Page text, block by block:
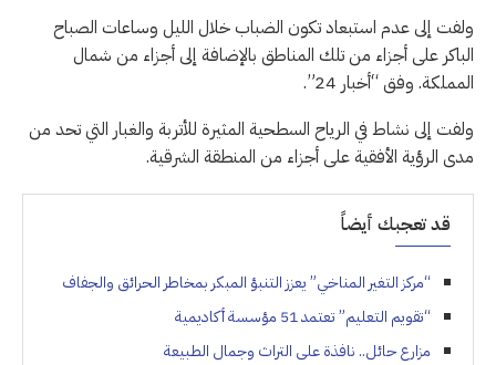
ولفت إلى عدم استبعاد تكون الضباب خلال الليل وساعات الصباح
الباكر على أجزاء من تلك المناطق بالإضافة إلى أجزاء من شمال
المملكة. وفق “أخبار 24”.
ولفت إلى نشاط في الرياح السطحية المثيرة للأتربة والغبار التي تحد من
مدى الرؤية الأفقية على أجزاء من المنطقة الشرقية.
قد تعجبك أيضاً
“مركز التغير المناخي” يعزز التنبؤ المبكر بمخاطر الحرائق والجفاف
“تقويم التعليم” تعتمد 51 مؤسسة أكاديمية
مزارع حائل.. نافذة على التراث وجمال الطبيعة